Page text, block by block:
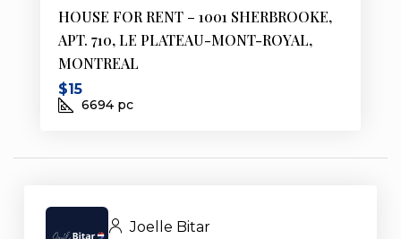
HOUSE FOR RENT – 1001 SHERBROOKE,
APT. 710, LE PLATEAU-MONT-ROYAL,
MONTREAL
$15
6694 pc
Joelle Bitar